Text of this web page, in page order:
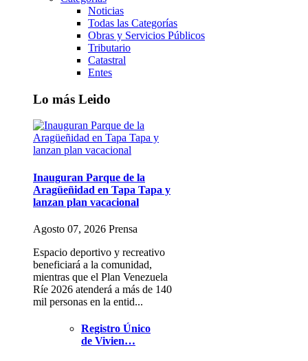
Noticias
Todas las Categorías
Obras y Servicios Públicos
Tributario
Catastral
Entes
Lo más Leido
Inauguran Parque de la
Aragüeñidad en Tapa Tapa y
lanzan plan vacacional
Agosto 07, 2026 Prensa
Espacio deportivo y recreativo
beneficiará a la comunidad,
mientras que el Plan Venezuela
Ríe 2026 atenderá a más de 140
mil personas en la entid...
Registro Único
de Vivien…